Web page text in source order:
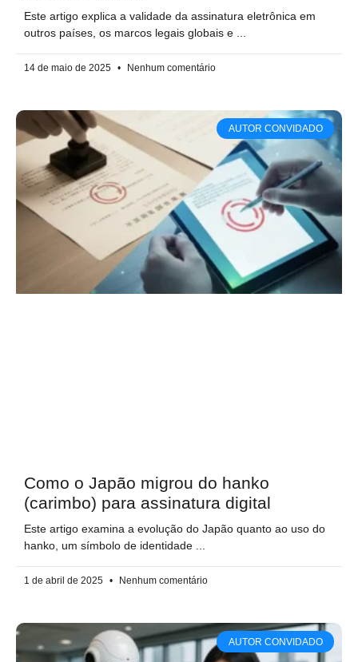
Este artigo explica a validade da assinatura eletrônica em
outros países, os marcos legais globais e
14 de maio de 2025 Nenhum comentário
AUTOR CONVIDADO
Como o Japão migrou do hanko
(carimbo) para assinatura digital
Este artigo examina a evolução do Japão quanto ao uso do
hanko, um símbolo de identidade
1 de abril de 2025 Nenhum comentário
AUTOR CONVIDADO